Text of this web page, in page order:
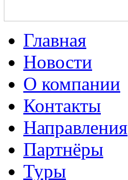
Главная
Новости
О компании
Контакты
Направления
Партнёры
Туры